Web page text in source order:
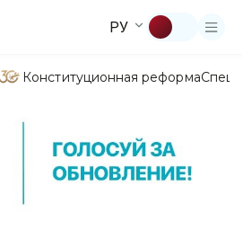
РУ
Конституционная реформа